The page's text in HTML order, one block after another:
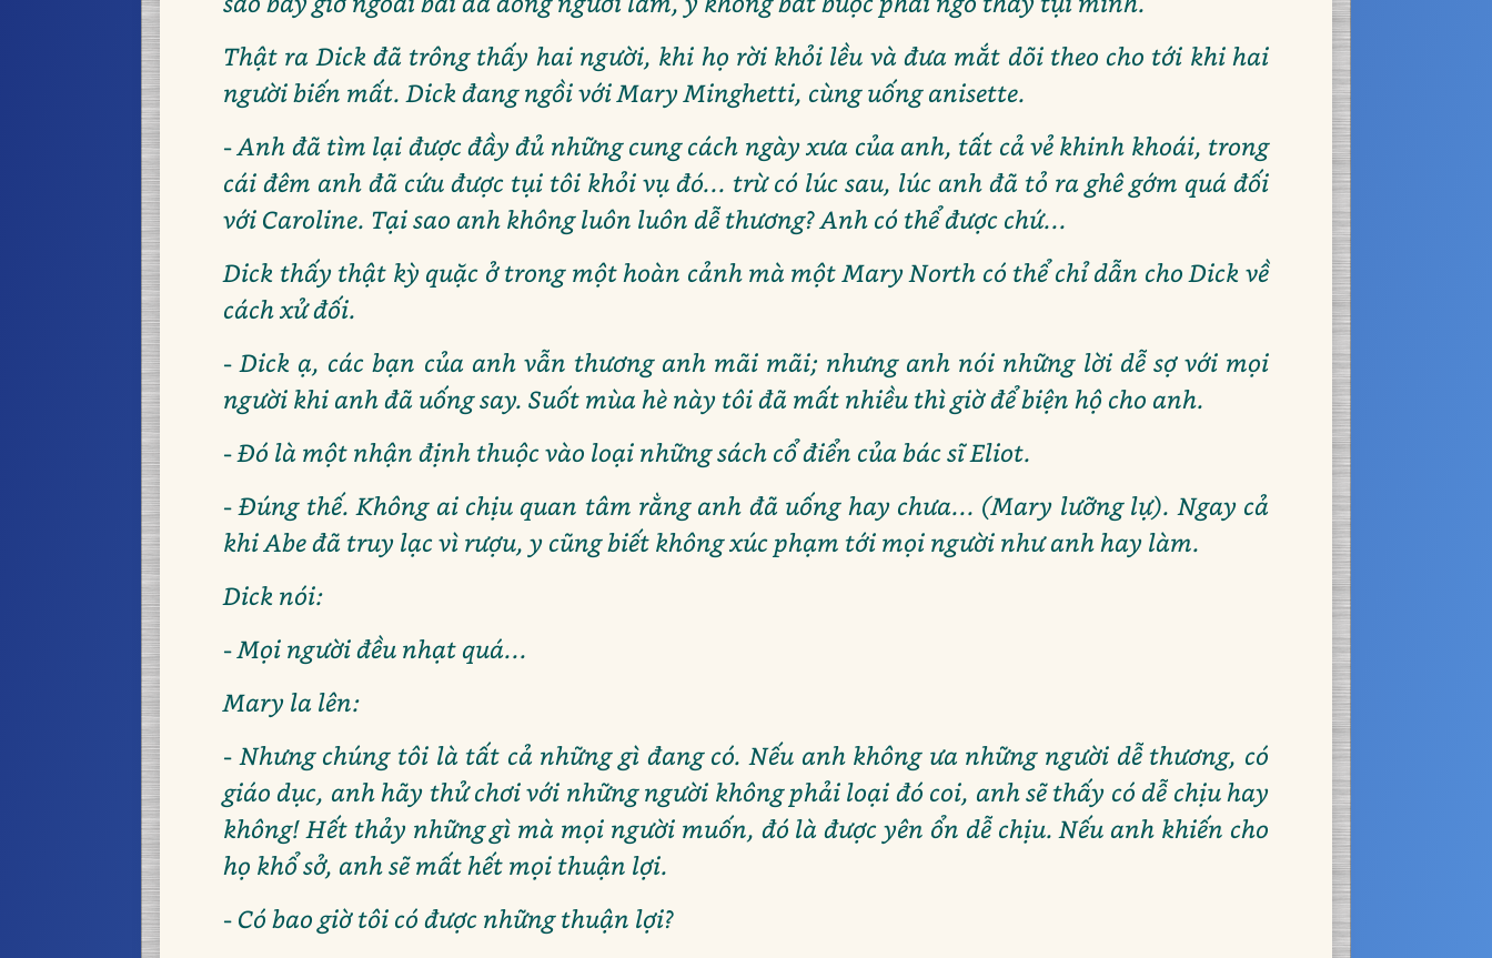
Thật ra Dick đã trông thấy hai người, khi họ rời khỏi lều và đưa mắt dõi theo cho tới khi hai
người biến mất. Dick đang ngồi với Mary Minghetti, cùng uống anisette.
- Anh đã tìm lại được đầy đủ những cung cách ngày xưa của anh, tất cả vẻ khinh khoái, trong
cái đêm anh đã cứu được tụi tôi khỏi vụ đó... trừ có lúc sau, lúc anh đã tỏ ra ghê gớm quá đối
với Caroline. Tại sao anh không luôn luôn dễ thương? Anh có thể được chứ...
Dick thấy thật kỳ quặc ở trong một hoàn cảnh mà một Mary North có thể chỉ dẫn cho Dick về
cách xử đối.
- Dick ạ, các bạn của anh vẫn thương anh mãi mãi; nhưng anh nói những lời dễ sợ với mọi
người khi anh đã uống say. Suốt mùa hè này tôi đã mất nhiều thì giờ để biện hộ cho anh.
- Đó là một nhận định thuộc vào loại những sách cổ điển của bác sĩ Eliot.
- Đúng thế. Không ai chịu quan tâm rằng anh đã uống hay chưa... (Mary lưỡng lự). Ngay cả
khi Abe đã truy lạc vì rượu, y cũng biết không xúc phạm tới mọi người như anh hay làm.
Dick nói:
- Mọi người đều nhạt quá...
Mary la lên:
- Nhưng chúng tôi là tất cả những gì đang có. Nếu anh không ưa những người dễ thương, có
giáo dục, anh hãy thử chơi với những người không phải loại đó coi, anh sẽ thấy có dễ chịu hay
không! Hết thảy những gì mà mọi người muốn, đó là được yên ổn dễ chịu. Nếu anh khiến cho
họ khổ sở, anh sẽ mất hết mọi thuận lợi.
- Có bao giờ tôi có được những thuận lợi?